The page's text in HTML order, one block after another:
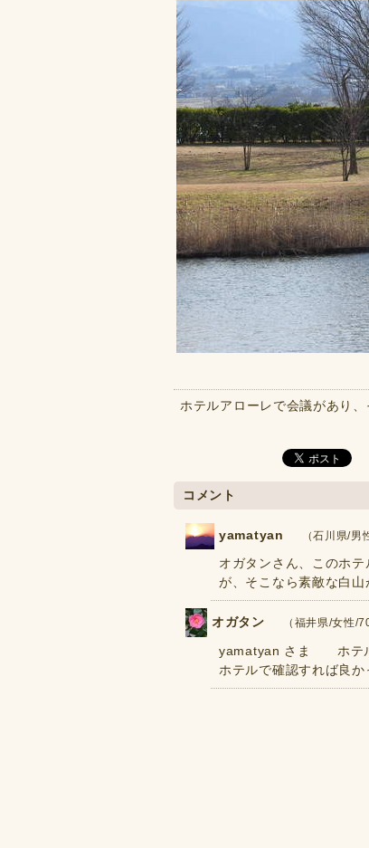
ホテルアローレで会議があり
コメント
yamatyan （石川県/
オガタンさん、このホ
が、そこなら素敵な白山
オガタン （福井県/女性
yamatyan さま ホテル
ホテルで確認すれば良